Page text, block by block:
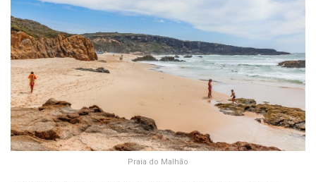
Praia do Malhão